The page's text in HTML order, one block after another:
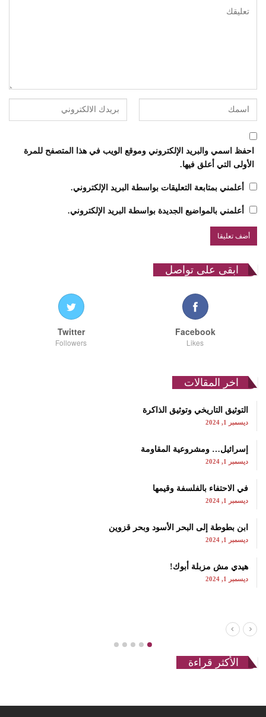
احفظ اسمي والبريد الإلكتروني وموقع الويب في هذا المتصفح للمرة
الأولى التي أعلق فيها.
أعلمني بمتابعة التعليقات بواسطة البريد الإلكتروني.
أعلمني بالمواضيع الجديدة بواسطة البريد الإلكتروني.
ابقى على تواصل
Facebook
Likes
Twitter
Followers
اخر المقالات
التوثيق التاريخي وتوثيق الذاكرة
ديسمبر 1, 2024
إسرائيل… ومشروعية المقاومة
ديسمبر 1, 2024
في الاحتفاء بالفلسفة وقيمها
ديسمبر 1, 2024
ابن بطوطة إلى البحر الأسود وبحر قزوين
ديسمبر 1, 2024
هيدي مش مزبلة أبوك!
ديسمبر 1, 2024
الأكثر قراءة